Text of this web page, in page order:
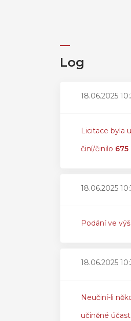
Log
18.06.2025
Licitace byla
činí/činilo 675
18.06.2025
Podání ve
18.06.2025
Neučiní-li
učiněné